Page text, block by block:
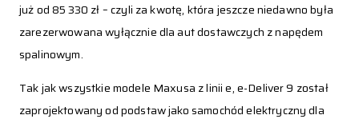
już od 85 330 zł – czyli za kwotę, która jeszcze niedawno była
zarezerwowana wyłącznie dla aut dostawczych z napędem
spalinowym.
Tak jak wszystkie modele Maxusa z linii e, e-Deliver 9 został
zaprojektowany od podstaw jako samochód elektryczny dla